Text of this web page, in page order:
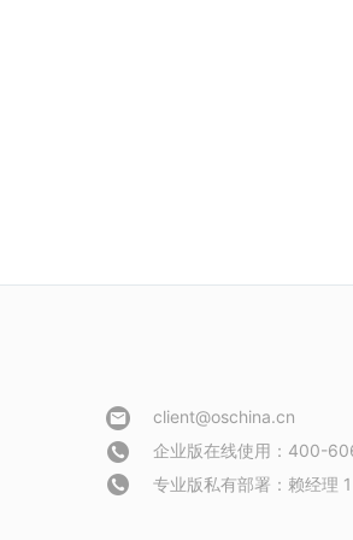
client@oschina.cn
企业版在线使用：400-
专业版私有部署： 赖经理